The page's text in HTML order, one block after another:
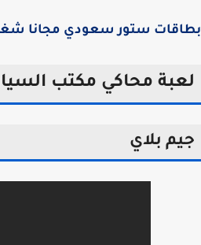
ستور سعودي مجانا
محاكي مكتب
بلاي